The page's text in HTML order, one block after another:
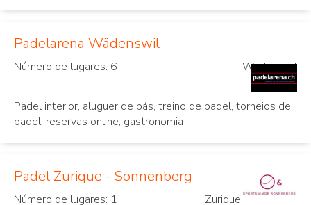
Padelarena Wädenswil
Número de lugares: 6 Wädenswil
Padel interior, aluguer de pás, treino de padel, torneios de
padel, reservas online, gastronomia
Padel Zurique - Sonnenberg
Número de lugares: 1
Zurique